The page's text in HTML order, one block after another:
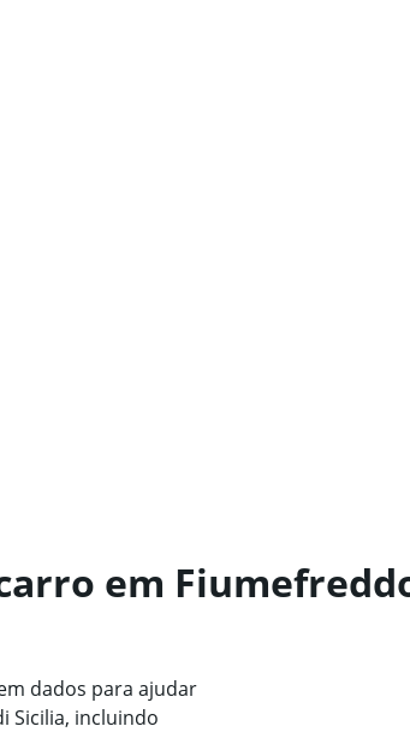
em
dados para ajudar
Sicilia, incluindo